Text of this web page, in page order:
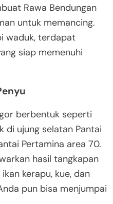
Rawa Bendungan
untuk memancing.
waduk, terdapat
siap memenuhi
berbentuk seperti
di ujung selatan Pantai
Pertamina area 70.
hasil tangkapan
kerapu, kue, dan
pun bisa menjumpai